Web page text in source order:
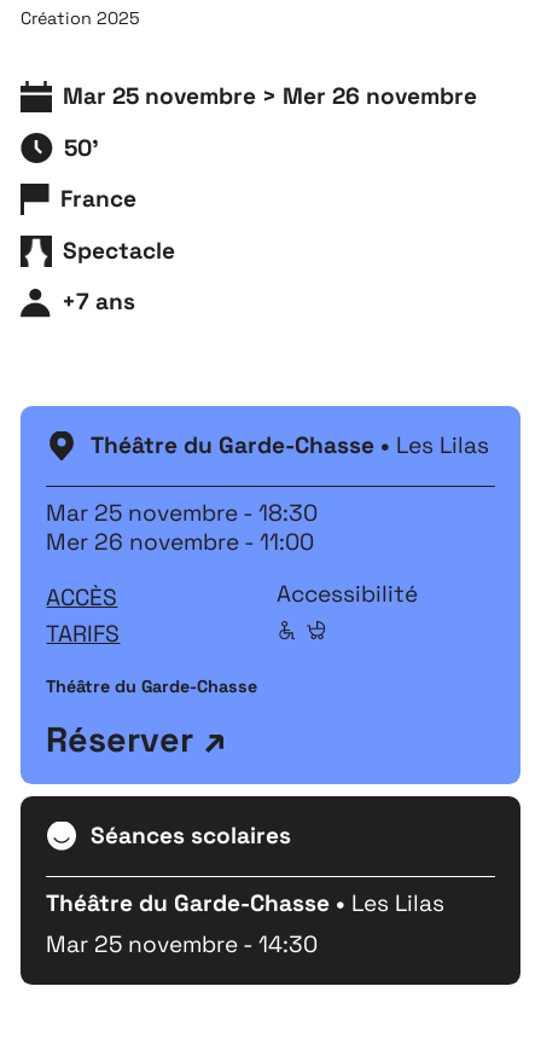
Création 2025
Mar 25 novembre > Mer 26 novembre
50'
France
Spectacle
+7 ans
Théâtre du Garde-Chasse • Les Lilas
Mar 25 novembre - 18:30
Mer 26 novembre - 11:00
ACCÈS
TARIFS
Accessibilité
Théâtre du Garde-Chasse
Réserver
Séances scolaires
Théâtre du Garde-Chasse • Les Lilas
Mar 25 novembre - 14:30